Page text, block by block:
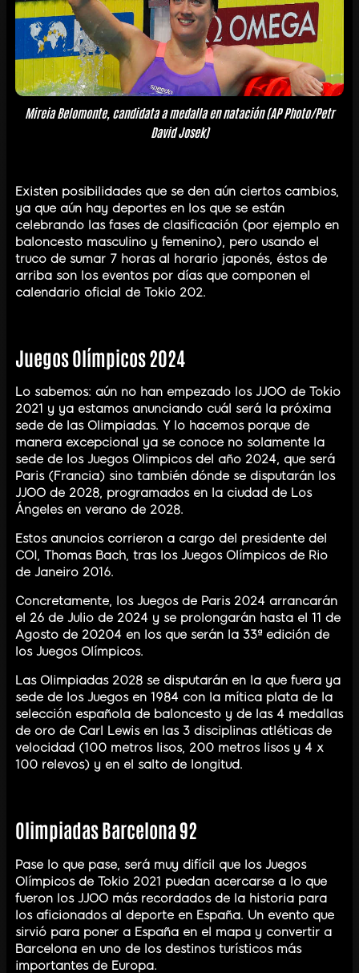
Mireia Belomonte, candidata a medalla en natación (AP Photo/Petr
David Josek)
Existen posibilidades que se den aún ciertos cambios,
ya que aún hay deportes en los que se están
celebrando las fases de clasificación (por ejemplo en
baloncesto masculino y femenino), pero usando el
truco de sumar 7 horas al horario japonés, éstos de
arriba son los eventos por días que componen el
calendario oficial de Tokio 202.
Juegos Olímpicos 2024
Lo sabemos: aún no han empezado los JJOO de Tokio
2021 y ya estamos anunciando cuál será la próxima
sede de las Olimpiadas. Y lo hacemos porque de
manera excepcional ya se conoce no solamente la
sede de los Juegos Olimpicos del año 2024, que será
Paris (Francia) sino también dónde se disputarán los
JJOO de 2028, programados en la ciudad de Los
Ángeles en verano de 2028.
Estos anuncios corrieron a cargo del presidente del
COI, Thomas Bach, tras los Juegos Olímpicos de Rio
de Janeiro 2016.
Concretamente, los Juegos de Paris 2024 arrancarán
el 26 de Julio de 2024 y se prolongarán hasta el 11 de
Agosto de 20204 en los que serán la 33ª edición de
los Juegos Olímpicos.
Las Olimpiadas 2028 se disputarán en la que fuera ya
sede de los Juegos en 1984 con la mítica plata de la
selección española de baloncesto y de las 4 medallas
de oro de Carl Lewis en las 3 disciplinas atléticas de
velocidad (100 metros lisos, 200 metros lisos y 4 x
100 relevos) y en el salto de longitud.
Olimpiadas Barcelona 92
Pase lo que pase, será muy difícil que los Juegos
Olímpicos de Tokio 2021 puedan acercarse a lo que
fueron los JJOO más recordados de la historia para
los aficionados al deporte en España. Un evento que
sirvió para poner a España en el mapa y convertir a
Barcelona en uno de los destinos turísticos más
importantes de Europa.